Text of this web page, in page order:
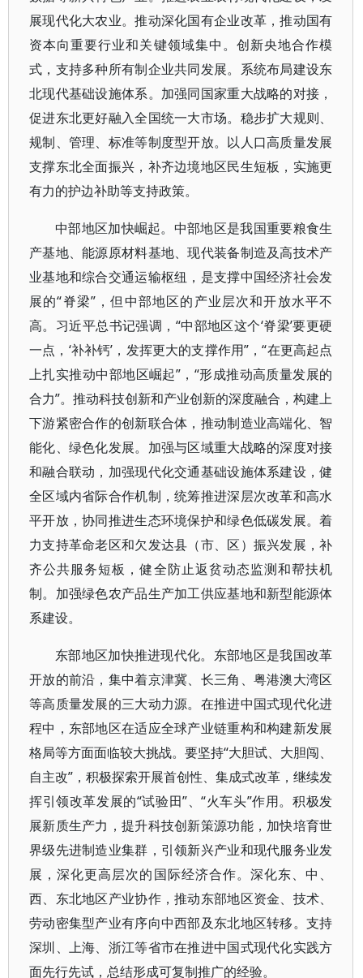
展现代化大农业。推动深化国有企业改革，推动国有
资本向重要行业和关键领域集中。创新央地合作模
式，支持多种所有制企业共同发展。系统布局建设东
北现代基础设施体系。加强同国家重大战略的对接，
促进东北更好融入全国统一大市场。稳步扩大规则、
规制、管理、标准等制度型开放。以人口高质量发展
支撑东北全面振兴，补齐边境地区民生短板，实施更
有力的护边补助等支持政策。
中部地区加快崛起。中部地区是我国重要粮食生
产基地、能源原材料基地、现代装备制造及高技术产
业基地和综合交通运输枢纽，是支撑中国经济社会发
展的“脊梁”，但中部地区的产业层次和开放水平不
高。习近平总书记强调，“中部地区这个‘脊梁’要更硬
一点，‘补补钙’，发挥更大的支撑作用”，“在更高起点
上扎实推动中部地区崛起”，“形成推动高质量发展的
合力”。推动科技创新和产业创新的深度融合，构建上
下游紧密合作的创新联合体，推动制造业高端化、智
能化、绿色化发展。加强与区域重大战略的深度对接
和融合联动，加强现代化交通基础设施体系建设，健
全区域内省际合作机制，统筹推进深层次改革和高水
平开放，协同推进生态环境保护和绿色低碳发展。着
力支持革命老区和欠发达县（市、区）振兴发展，补
齐公共服务短板，健全防止返贫动态监测和帮扶机
制。加强绿色农产品生产加工供应基地和新型能源体
系建设。
东部地区加快推进现代化。东部地区是我国改革
开放的前沿，集中着京津冀、长三角、粤港澳大湾区
等高质量发展的三大动力源。在推进中国式现代化进
程中，东部地区在适应全球产业链重构和构建新发展
格局等方面面临较大挑战。要坚持“大胆试、大胆闯、
自主改”，积极探索开展首创性、集成式改革，继续发
挥引领改革发展的“试验田”、“火车头”作用。积极发
展新质生产力，提升科技创新策源功能，加快培育世
界级先进制造业集群，引领新兴产业和现代服务业发
展，深化更高层次的国际经济合作。深化东、中、
西、东北地区产业协作，推动东部地区资金、技术、
劳动密集型产业有序向中西部及东北地区转移。支持
深圳、上海、浙江等省市在推进中国式现代化实践方
面先行先试，总结形成可复制推广的经验。